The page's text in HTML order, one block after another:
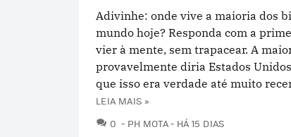
Adivinhe: onde vive a maioria dos
mundo hoje? Responda com a
vier à mente, sem trapacear. A
provavelmente diria Estados
que isso era verdade até muito
LEIA MAIS »
0 COMENTÁRIOS
PH MOTA HÁ 15 DIAS